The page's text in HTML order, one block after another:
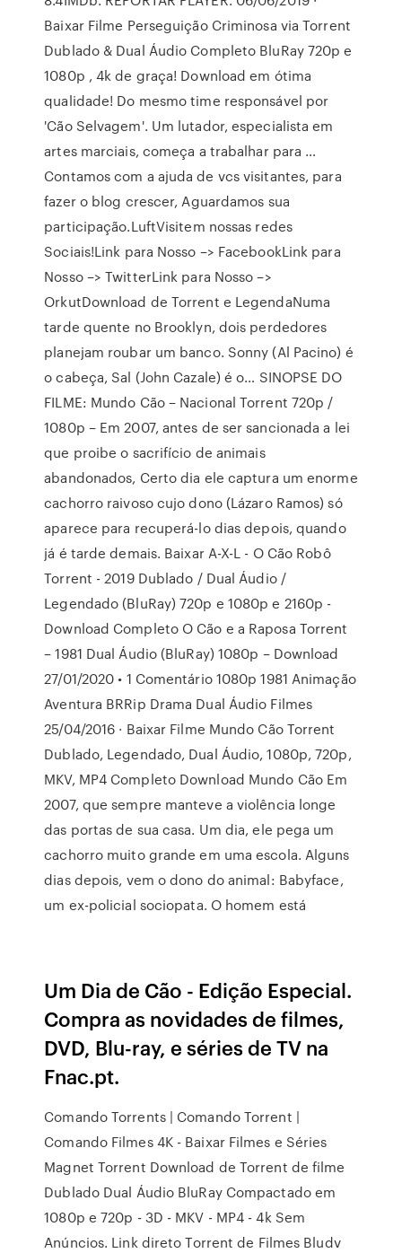
Baixar Filme Perseguição Criminosa via Torrent
Dublado & Dual Áudio Completo BluRay 720p e
1080p , 4k de graça! Download em ótima
qualidade! Do mesmo time responsável por
'Cão Selvagem'. Um lutador, especialista em
artes marciais, começa a trabalhar para …
Contamos com a ajuda de vcs visitantes, para
fazer o blog crescer, Aguardamos sua
participação.LuftVisitem nossas redes
Sociais!Link para Nosso –> FacebookLink para
Nosso –> TwitterLink para Nosso –>
OrkutDownload de Torrent e LegendaNuma
tarde quente no Brooklyn, dois perdedores
planejam roubar um banco. Sonny (Al Pacino) é
o cabeça, Sal (John Cazale) é o… SINOPSE DO
FILME: Mundo Cão – Nacional Torrent 720p /
1080p – Em 2007, antes de ser sancionada a lei
que proibe o sacrifício de animais
abandonados, Certo dia ele captura um enorme
cachorro raivoso cujo dono (Lázaro Ramos) só
aparece para recuperá-lo dias depois, quando
já é tarde demais. Baixar A-X-L - O Cão Robô
Torrent - 2019 Dublado / Dual Áudio /
Legendado (BluRay) 720p e 1080p e 2160p -
Download Completo O Cão e a Raposa Torrent
– 1981 Dual Áudio (BluRay) 1080p – Download
27/01/2020 • 1 Comentário 1080p 1981 Animação
Aventura BRRip Drama Dual Áudio Filmes
25/04/2016 · Baixar Filme Mundo Cão Torrent
Dublado, Legendado, Dual Áudio, 1080p, 720p,
MKV, MP4 Completo Download Mundo Cão Em
2007, que sempre manteve a violência longe
das portas de sua casa. Um dia, ele pega um
cachorro muito grande em uma escola. Alguns
dias depois, vem o dono do animal: Babyface,
um ex-policial sociopata. O homem está
Um Dia de Cão - Edição Especial.
Compra as novidades de filmes,
DVD, Blu-ray, e séries de TV na
Fnac.pt.
Comando Torrents | Comando Torrent |
Comando Filmes 4K - Baixar Filmes e Séries
Magnet Torrent Download de Torrent de filme
Dublado Dual Áudio BluRay Compactado em
1080p e 720p - 3D - MKV - MP4 - 4k Sem
Anúncios. Link direto Torrent de Filmes Bludv